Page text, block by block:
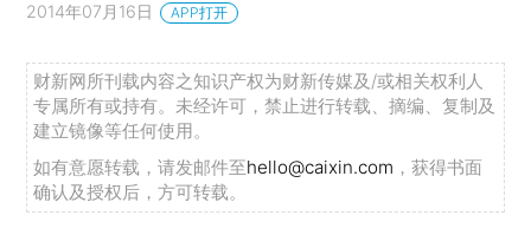
2014年07月16日 APP打开
财新网所刊载内容之知识产权为财新传媒及/或相关权利人
专属所有或持有。未经许可，禁止进行转载、摘编、复制及
建立镜像等任何使用。
如有意愿转载，请发邮件至hello@caixin.com ，获得书面
确认及授权后，方可转载。